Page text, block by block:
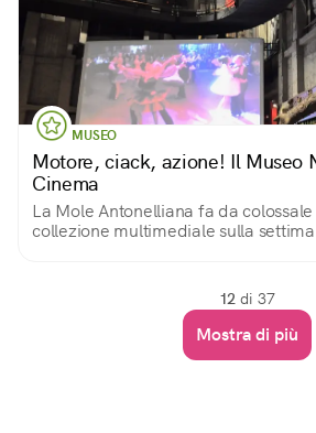
MUSEO
Motore, ciack, azione! Il Museo
Cinema
La Mole Antonelliana fa da
collezione multimediale sulla
12 di 37
Mostra di più